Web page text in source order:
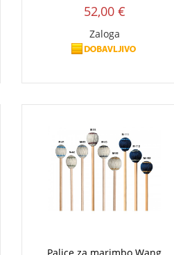
52,00 €
Zaloga
Palice za marimbo Wang